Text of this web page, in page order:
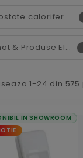
calorifer
Iluminat & Produse Electrice Smart Home
1-24 din
IN SHOWROOM